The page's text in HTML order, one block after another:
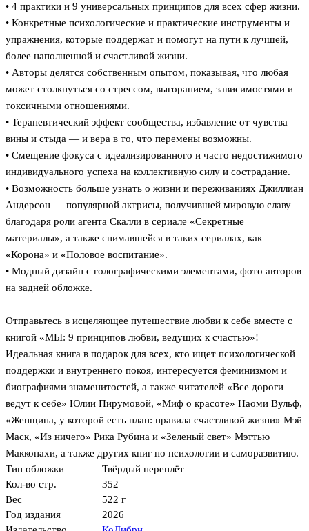
• 4 практики и 9 универсальных принципов для всех сфер жизни.
• Конкретные психологические и практические инструменты и
упражнения, которые поддержат и помогут на пути к лучшей,
более наполненной и счастливой жизни.
• Авторы делятся собственным опытом, показывая, что любая
может столкнуться со стрессом, выгоранием, зависимостями и
токсичными отношениями.
• Терапевтический эффект сообщества, избавление от чувства
вины и стыда — и вера в то, что перемены возможны.
• Смещение фокуса с идеализированного и часто недостижимого
индивидуального успеха на коллективную силу и сострадание.
• Возможность больше узнать о жизни и переживаниях Джиллиан
Андерсон — популярной актрисы, получившей мировую славу
благодаря роли агента Скалли в сериале «Секретные
материалы», а также снимавшейся в таких сериалах, как
«Корона» и «Половое воспитание».
• Модный дизайн с голографическими элементами, фото авторов
на задней обложке.
Отправьтесь в исцеляющее путешествие любви к себе вместе с
книгой «МЫ: 9 принципов любви, ведущих к счастью»!
Идеальная книга в подарок для всех, кто ищет психологической
поддержки и внутреннего покоя, интересуется феминизмом и
биографиями знаменитостей, а также читателей «Все дороги
ведут к себе» Юлии Пирумовой, «Миф о красоте» Наоми Вульф,
«Женщина, у которой есть план: правила счастливой жизни» Мэй
Маск, «Из ничего» Рика Рубина и «Зеленый свет» Мэттью
Макконахи, а также других книг по психологии и саморазвитию.
Тип обложки
Твёрдый переплёт
Кол-во стр.
352
Вес
522 г
Год издания
2026